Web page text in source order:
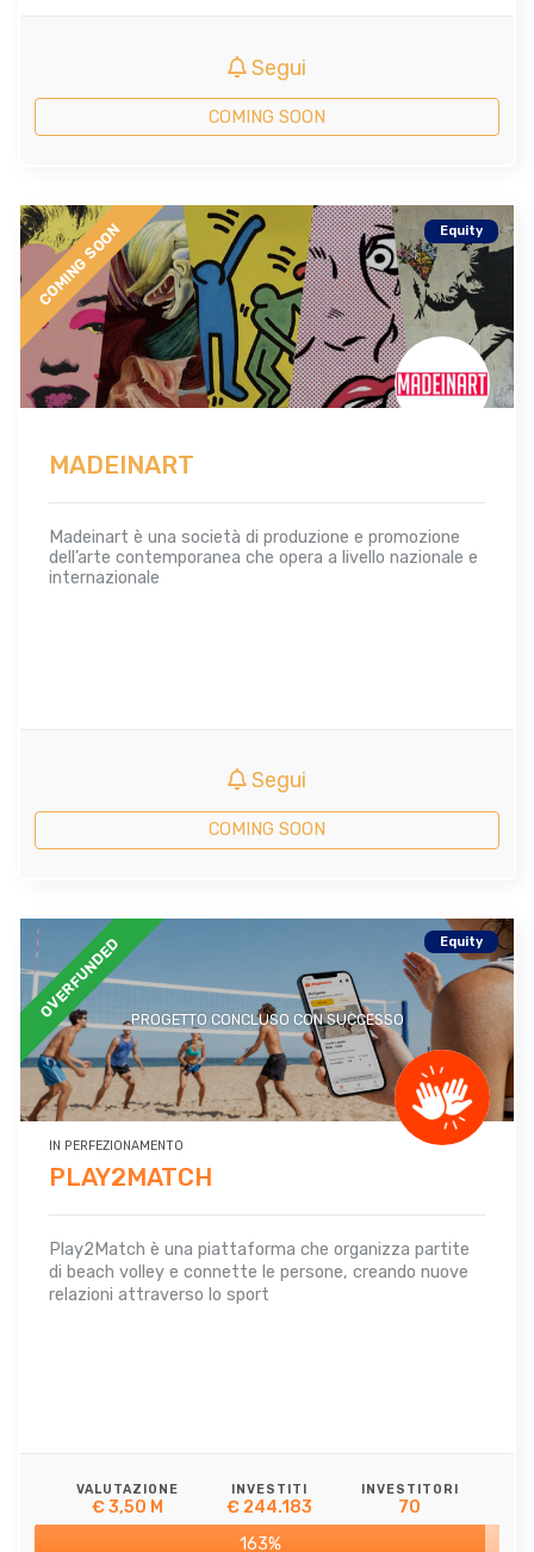
Segui
COMING SOON
COMING SOON Equity
MADEINART
Madeinart è una società di produzione e promozione
dell’arte contemporanea che opera a livello nazionale e
internazionale
Segui
COMING SOON
PROGETTO CONCLUSO CON SUCCESSO
OVERFUNDED Equity
IN PERFEZIONAMENTO
PLAY2MATCH
Play2Match è una piattaforma che organizza partite
di beach volley e connette le persone, creando nuove
relazioni attraverso lo sport
VALUTAZIONE
€ 3,50 M
INVESTITI
€ 244.183
INVESTITORI
70
163%